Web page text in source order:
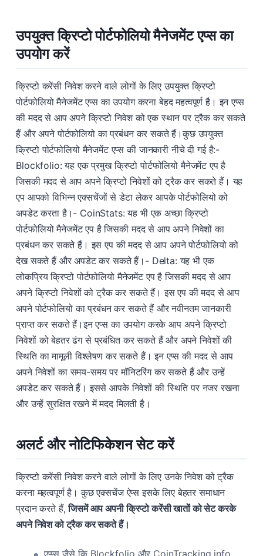
उपयुक्त क्रिप्टो पोर्टफोलियो मैनेजमेंट एप्स का
उपयोग करें
क्रिप्टो करेंसी निवेश करने वाले लोगों के लिए उपयुक्त क्रिप्टो
पोर्टफोलियो मैनेजमेंट एप्स का उपयोग करना बेहद महत्वपूर्ण है। इन एप्स
की मदद से आप अपने क्रिप्टो निवेश को एक स्थान पर ट्रैक कर सकते
हैं और अपने पोर्टफोलियो का प्रबंधन कर सकते हैं।कुछ उपयुक्त
क्रिप्टो पोर्टफोलियो मैनेजमेंट एप्स की जानकारी नीचे दी गई है:-
Blockfolio: यह एक प्रमुख क्रिप्टो पोर्टफोलियो मैनेजमेंट एप है
जिसकी मदद से आप अपने क्रिप्टो निवेशों को ट्रैक कर सकते हैं। यह
एप आपको विभिन्न एक्सचेंजों से डेटा लेकर आपके पोर्टफोलियो को
अपडेट करता है।- CoinStats: यह भी एक अच्छा क्रिप्टो
पोर्टफोलियो मैनेजमेंट एप है जिसकी मदद से आप अपने निवेशों का
प्रबंधन कर सकते हैं। इस एप की मदद से आप अपने पोर्टफोलियो को
देख सकते हैं और अपडेट कर सकते हैं।- Delta: यह भी एक
लोकप्रिय क्रिप्टो पोर्टफोलियो मैनेजमेंट एप है जिसकी मदद से आप
अपने क्रिप्टो निवेशों को ट्रैक कर सकते हैं। इस एप की मदद से आप
अपने पोर्टफोलियो का प्रबंधन कर सकते हैं और नवीनतम जानकारी
प्राप्त कर सकते हैं।इन एप्स का उपयोग करके आप अपने क्रिप्टो
निवेशों को बेहतर ढंग से प्रबंधित कर सकते हैं और अपने निवेशों की
स्थिति का मामूली विश्लेषण कर सकते हैं। इन एप्स की मदद से आप
अपने निवेशों का समय-समय पर मॉनिटरिंग कर सकते हैं और उन्हें
अपडेट कर सकते हैं। इससे आपके निवेशों की स्थिति पर नजर रखना
और उन्हें सुरक्षित रखने में मदद मिलती है।
अलर्ट और नोटिफिकेशन सेट करें
क्रिप्टो करेंसी निवेश करने वाले लोगों के लिए उनके निवेश को ट्रैक
करना महत्वपूर्ण है। कुछ एक्सचेंज ऐप्स इसके लिए बेहतर समाधान
प्रदान करते हैं,जिसमें आप अपनी क्रिप्टो करेंसी खातों को सेट करके
अपने निवेश को ट्रैक कर सकते हैं।
एप्प्स जैसे कि Blockfolio और CoinTracking.info